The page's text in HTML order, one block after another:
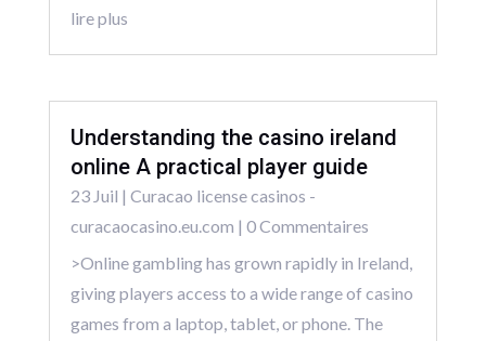
lire plus
Understanding the casino ireland
online A practical player guide
23 Juil | Curacao license casinos -
curacaocasino.eu.com | 0 Commentaires
>Online gambling has grown rapidly in Ireland,
giving players access to a wide range of casino
games from a laptop, tablet, or phone. The